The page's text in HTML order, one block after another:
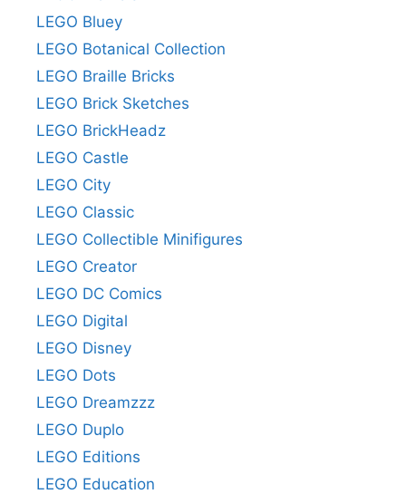
LEGO Bluey
LEGO Botanical Collection
LEGO Braille Bricks
LEGO Brick Sketches
LEGO BrickHeadz
LEGO Castle
LEGO City
LEGO Classic
LEGO Collectible Minifigures
LEGO Creator
LEGO DC Comics
LEGO Digital
LEGO Disney
LEGO Dots
LEGO Dreamzzz
LEGO Duplo
LEGO Editions
LEGO Education